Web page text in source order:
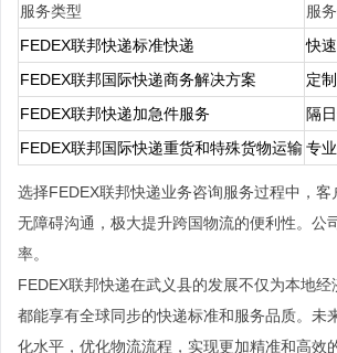
服务类型
服
FEDEX联邦快递标准快递
快
FEDEX联邦国际快递商务解决方案
定
FEDEX联邦快递加急件服务
隔
FEDEX联邦国际快递重货和特殊货物运输专
选择FEDEX联邦快递业务咨询服务过程中，
无障碍沟通，极大提升跨国物流的便利性。
率。
FEDEX联邦快递在武义县的发展不仅为本地
都能享有全球同步的快递标准和服务品质。未
化水平，优化物流流程，实现更加精准和高效